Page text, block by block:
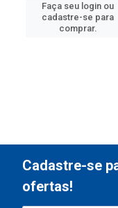
Faça seu login ou
cadastre-se para
comprar.
Cadastre-se
ofertas!